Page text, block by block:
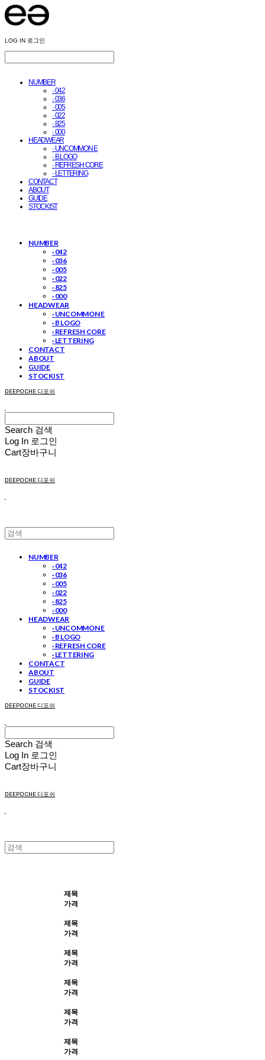
LOG IN 로그인
NUMBER
· 042
· 036
· 005
· 022
· 825
· 000
HEADWEAR
· UNCOMMON E
· B LOGO
· REFRESH CORE
· LETTERING
CONTACT
ABOUT
GUIDE
STOCKIST
NUMBER
· 042
· 036
· 005
· 022
· 825
· 000
HEADWEAR
· UNCOMMON E
· B LOGO
· REFRESH CORE
· LETTERING
CONTACT
ABOUT
GUIDE
STOCKIST
DEEPOCHE 디포쉬
Search 검색
Log In 로그인
Cart장바구니
DEEPOCHE 디포쉬
NUMBER
· 042
· 036
· 005
· 022
· 825
· 000
HEADWEAR
· UNCOMMON E
· B LOGO
· REFRESH CORE
· LETTERING
CONTACT
ABOUT
GUIDE
STOCKIST
DEEPOCHE 디포쉬
Search 검색
Log In 로그인
Cart장바구니
DEEPOCHE 디포쉬
제목
가격
제목
가격
제목
가격
제목
가격
제목
가격
제목
가격